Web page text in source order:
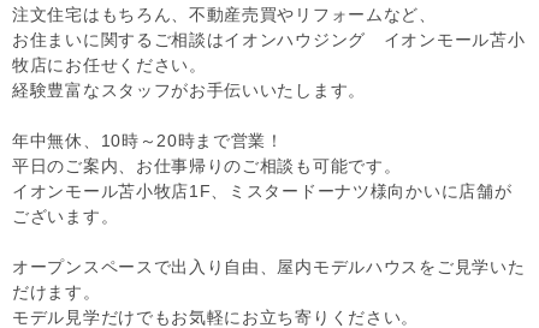
注文住宅はもちろん、不動産売買やリフォームなど、
お住まいに関するご相談はイオンハウジング イオンモール苫小
牧店にお任せください。
経験豊富なスタッフがお手伝いいたします。
年中無休、10時～20時まで営業！
平日のご案内、お仕事帰りのご相談も可能です。
イオンモール苫小牧店1F、ミスタードーナツ様向かいに店舗が
ございます。
オープンスペースで出入り自由、屋内モデルハウスをご見学いた
だけます。
モデル見学だけでもお気軽にお立ち寄りください。